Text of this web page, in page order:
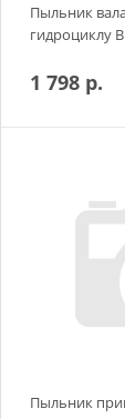
Пыльник
гидроциклу
1 798 р.
Пыльник